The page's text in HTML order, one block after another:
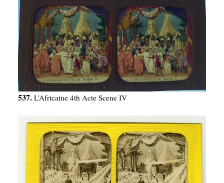
537. L’Africaine 4th Acte Scene IV